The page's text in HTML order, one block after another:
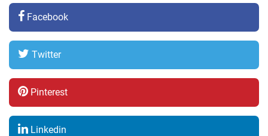
Facebook
Twitter
Pinterest
Linkedin